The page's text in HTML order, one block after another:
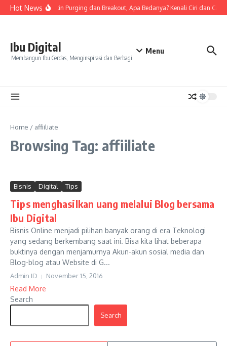
Skip to content
Hot NewsTanda Skin Purging dan Breakout, Apa Bedanya? Kenali Ciri dan Cara
Ibu Digital
Membangun Ibu Cerdas, Menginspirasi dan Berbagi
Menu
Home / affiiliate
Browsing Tag: affiiliate
Bisnis Digital Tips
Tips menghasilkan uang melalui Blog bersama
Ibu Digital
Bisnis Online menjadi pilihan banyak orang di era Teknologi
yang sedang berkembang saat ini. Bisa kita lihat beberapa
buktinya dengan menjamurnya Akun-akun sosial media dan
Blog-blog atau Website di G...
Admin ID November 15, 2016
Read More
Search
Search